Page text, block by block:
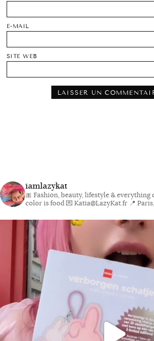
E-MAIL
SITE WEB
iamlazykat
🎀 Fashion, beauty, lifestyle & everything
color is food💌 Katia@LazyKat.fr 📍